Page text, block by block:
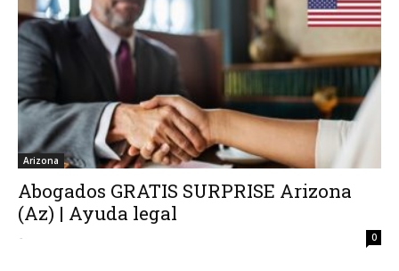
Arizona
Abogados GRATIS SURPRISE Arizona
(Az) | Ayuda legal
- 0